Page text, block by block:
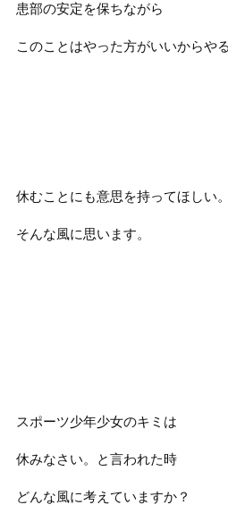
患部の安定を保ちながら
このことはやった方がいいからやる
休むことにも意思を持ってほしい。
そんな風に思います。
スポーツ少年少女のキミは
休みなさい。と言われた時
どんな風に考えていますか？